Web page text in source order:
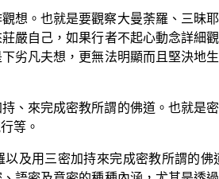
想。也就是要觀察大曼荼羅、三昧
嚴自己，如果行者不起心動念詳細
劣凡夫想，更無法明顯而且堅決地
、來完成密教所謂的佛道。也就是
等。
及用三密加持來完成密教所謂的